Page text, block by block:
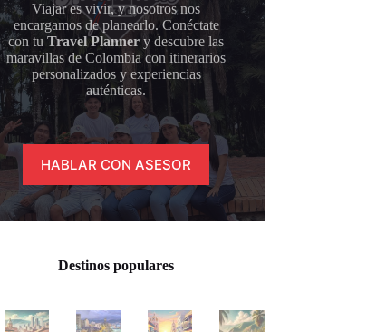
Viajar es vivir, y nosotros nos
encargamos de planearlo. Conéctate
con tuTravel Planner y descubre las
maravillas de Colombia con itinerarios
personalizados y experiencias
auténticas.
HABLAR CON ASESOR
Destinos populares